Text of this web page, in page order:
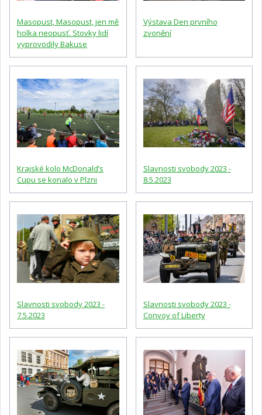
Masopust, Masopust, jen mě
holka neopusť. Stovky lidí
vyprovodily Bakuse
Výstava Den prvního
zvonění
Krajské kolo McDonald’s
Cupu se konalo v Plzni
Slavnosti svobody 2023 -
8.5.2023
Slavnosti svobody 2023 -
7.5.2023
Slavnosti svobody 2023 -
Convoy of Liberty